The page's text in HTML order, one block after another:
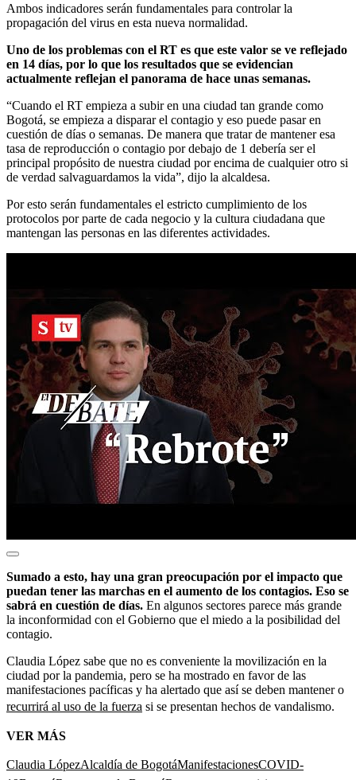
Ambos indicadores serán fundamentales para controlar la
propagación del virus en esta nueva normalidad.
Uno de los problemas con el RT es que este valor se ve reflejado
en 14 días, por lo que los resultados que se evidencian
actualmente reflejan el panorama de hace unas semanas.
“Cuando el RT empieza a subir en una ciudad tan grande como
Bogotá, se empieza a disparar el contagio y eso puede pasar en
cuestión de días o semanas. De manera que tratar de mantener esa
tasa de reproducción o contagio por debajo de 1 debería ser el
principal propósito de nuestra ciudad por encima de cualquier otro si
de verdad salvaguardamos la vida”, dijo la alcaldesa.
Por esto serán fundamentales el estricto cumplimiento de los
protocolos por parte de cada negocio y la cultura ciudadana que
mantengan las personas en las diferentes actividades.
Sumado a esto, hay una gran preocupación por el impacto que
puedan tener las marchas en el aumento de los contagios. Eso se
sabrá en cuestión de días. En algunos sectores parece más grande
la inconformidad con el Gobierno que el miedo a la posibilidad del
contagio.
Claudia López sabe que no es conveniente la movilización en la
ciudad por la pandemia, pero se ha mostrado en favor de las
manifestaciones pacíficas y ha alertado que así se deben mantener o
recurrirá al uso de la fuerza si se presentan hechos de vandalismo.
VER MÁS
Claudia LópezAlcaldía de BogotáManifestacionesCOVID-